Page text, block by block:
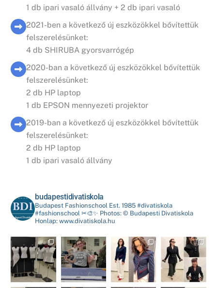
1 db ipari vasaló állvány + 2 db ipari vasaló
2021-ben a következő új eszközökkel bővítettük
felszerelésünket:
4 db SHIRUBA gyorsvarrógép
2020-ban a következő új eszközökkel bővítettük
felszerelésünket:
2 db HP laptop
1 db EPSON mennyezeti projektor
2019-ban a következő új eszközökkel bővítettük
felszerelésünket:
2 db HP laptop
1 db ipari vasaló állvány
budapestidivatiskola
Budapest Fashionschool Est. 1985 #divatiskola
#fashionschool✂🎨✨ Photos: ©️ Budapesti Divatiskola
Honlap: www.divatiskola.hu